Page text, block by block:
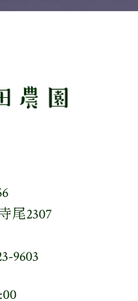
尾2307
9603